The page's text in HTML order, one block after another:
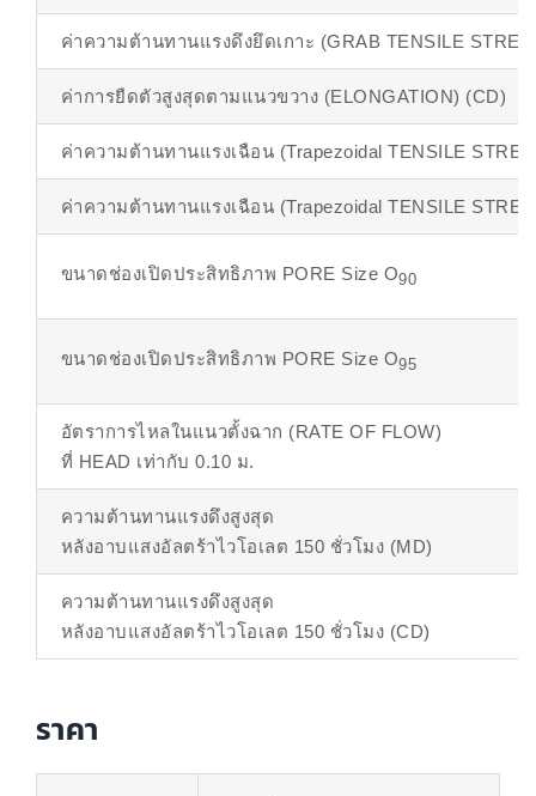
ค่าความต้านทานแรงดึงยึดเกาะ (GRAB TENSILE
ค่าการยืดตัวสูงสุดตามแนวขวาง (ELONGATION) (CD)
ค่าความต้านทานแรงเฉือน (Trapezoidal TENSILE
ค่าความต้านทานแรงเฉือน (Trapezoidal TENSILE
ขนาดช่องเปิดประสิทธิภาพ PORE Size O90
ขนาดช่องเปิดประสิทธิภาพ PORE Size O95
อัตราการไหลในแนวตั้งฉาก (RATE OF FLOW)
ที่ HEAD เท่ากับ 0.10 ม.
ความต้านทานแรงดึงสูงสุด
หลังอาบแสงอัลตร้าไวโอเลต 150 ชั่วโมง (MD)
ความต้านทานแรงดึงสูงสุด
หลังอาบแสงอัลตร้าไวโอเลต 150 ชั่วโมง (CD)
ราคา